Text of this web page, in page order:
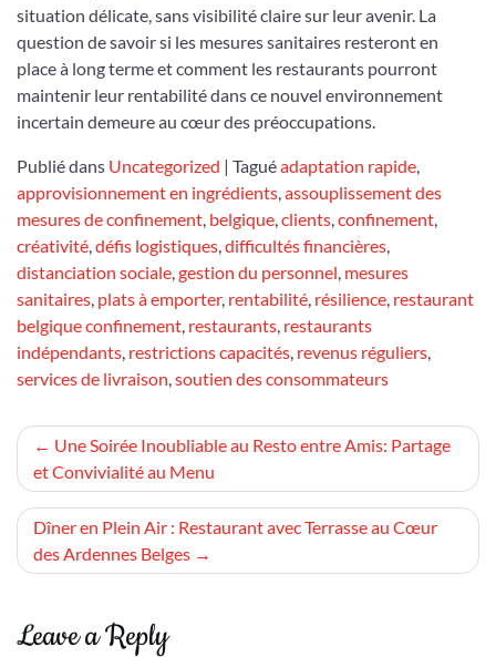
situation délicate, sans visibilité claire sur leur avenir. La
question de savoir si les mesures sanitaires resteront en
place à long terme et comment les restaurants pourront
maintenir leur rentabilité dans ce nouvel environnement
incertain demeure au cœur des préoccupations.
Publié dans Uncategorized | Taguéadaptation rapide,
approvisionnement en ingrédients,assouplissement des
mesures de confinement, belgique,clients,confinement,
créativité,défis logistiques,difficultés financières,
distanciation sociale,gestion du personnel, mesures
sanitaires, plats à emporter, rentabilité, résilience, restaurant
belgique confinement, restaurants, restaurants
indépendants, restrictions capacités, revenus réguliers,
services de livraison,soutien des consommateurs
Navigation
de
l’article
Une Soirée Inoubliable au Resto entre Amis: Partage
et Convivialité au Menu
Dîner en Plein Air : Restaurant avec Terrasse au Cœur
des Ardennes Belges
Leave a Reply